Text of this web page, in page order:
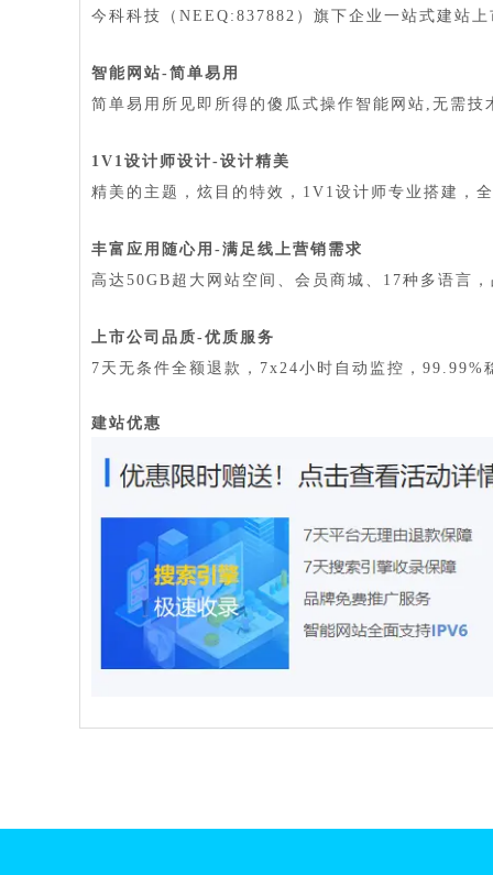
今科科技（NEEQ:837882）旗下企业一站式建站
智能网站-简单易用
简单易用所见即所得的傻瓜式操作智能网站,无需技
1V1设计师设计-设计精美
精美的主题，炫目的特效，1V1设计师专业搭建，
丰富应用随心用-满足线上营销需求
高达50GB超大网站空间、会员商城、17种多语言
上市公司品质-优质服务
7天无条件全额退款，7x24小时自动监控，99.99%
建站优惠